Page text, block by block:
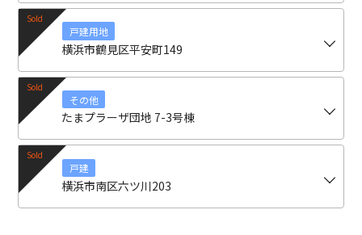
戸建用地
横浜市鶴見区平安町149
その他
たまプラーザ団地 7-3号棟
戸建
横浜市南区六ツ川203